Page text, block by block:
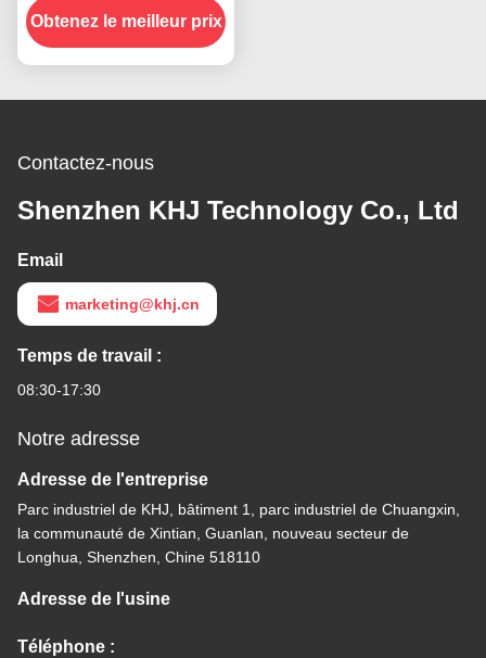
Obtenez le meilleur prix
Contactez-nous
Shenzhen KHJ Technology Co., Ltd
Email
marketing@khj.cn
Temps de travail :
08:30-17:30
Notre adresse
Adresse de l'entreprise
Parc industriel de KHJ, bâtiment 1, parc industriel de Chuangxin,
la communauté de Xintian, Guanlan, nouveau secteur de
Longhua, Shenzhen, Chine 518110
Adresse de l'usine
Téléphone :